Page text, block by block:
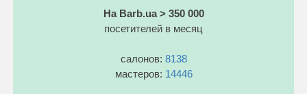
На Barb.ua > 350 000
посетителей в месяц
салонов: 8138
мастеров: 14446